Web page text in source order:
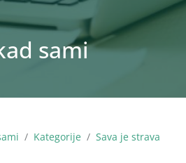
sami
Kategorije Sava je strava